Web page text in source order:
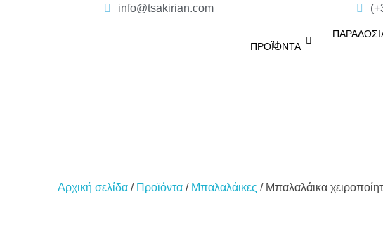
info@tsakirian.com
ΠΡΟΪΌΝΤΑ
Αρχική σελίδα / Προϊόντα / Μπαλαλάικες / Μπαλαλάικα